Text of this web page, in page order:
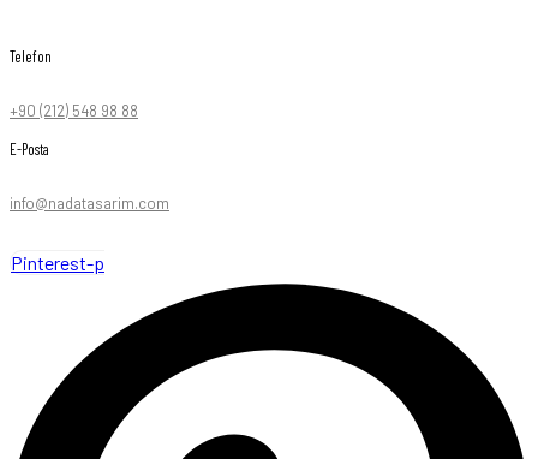
Telefon
+90 (212) 548 98 88
E-Posta
info@nadatasarim.com
Pinterest-p